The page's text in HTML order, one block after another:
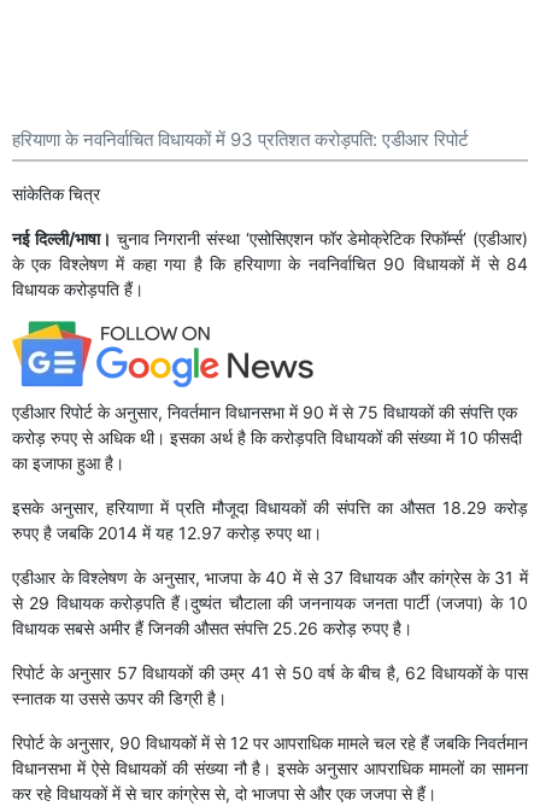
कर्नाटक में मंत्रिपरिषद का आज होगा विस्तार
ब्रजभूषण मामला: अदालत के फैसले के खिलाफ अपील करेंगी महिला पहलवान
बांकीपुर: प्रशांत किशोर ने 3400 से ज्यादा वोटों के अंतर से बढ़त बनाई
महिला पहलवानों के 'यौन उत्पीड़न' मामले में ब्रजभूषण शरण सिंह बरी हुए
बांकीपुर: रुझानों में प्रशांत किशोर सबसे आगे
इन बिगड़ैल बच्चों को सुधारें
कावेरी मुद्दे पर कर्नाटक और किसानों के हितों से समझौते का सवाल ही नहीं उठता
है: डीके शिवकुमार
प्रधानमंत्री
कावेरी मुद्दा: सर्वदलीय बैठक की अध्यक्षता करेंगे डीके शिवकुमार
चेन्नई: जीएसटी अधिकारियों के साथ तनातनी के बाद व्यापारियों ने प्रतिष्ठान बंद
रखे
पहले जब हवाईअड्डे बनते थे तो उनके नाम एक ही परिवार के नाम पर चढ़ जाते
थे: प्रधानमंत्री
उद्घाटन किया
जंतर-मंतर पर अपनी माता के लिए गलत शब्दों के इस्तेमाल से व्यथित हुए
लक्ज़री फ़ैशन का खजाना लेकर आ रही हाई लाइफ़
'वंदे मातरम्' का विरोध क्यों?
अंकित शर्मा हत्याकांड में ताहिर हुसैन और 4 अन्य को मिली उम्रकैद
तस्लीमा नसरीन 19 साल बाद कोलकाता लौटीं
कावेरी विवाद: कन्नड़ समर्थक संगठनों ने 13 अगस्त को राज्य बंद की घोषणा की
युवा आपकी सच्चाई जान चुके हैं, अमित शाह से इस्तीफ़ा दिलवाइए: खरगे
भारत के भविष्य के साथ कैसा व्यवहार करते हैं, मोदी-शाह इस बात का ध्यान रखें:
राहुल गांधी
भिवंडी में चार मंज़िला इमारत गिरने से 6 लोगों की मौत
हरियाणा के नवनिर्वाचित विधायकों में 93 प्रतिशत करोड़पति: एडीआर रिपोर्ट
सांकेतिक चित्र
नई दिल्ली/भाषा। चुनाव निगरानी संस्था ‘एसोसिएशन फॉर डेमोक्रेटिक रिफॉर्म्स’ (एडीआर)
के एक विश्लेषण में कहा गया है कि हरियाणा के नवनिर्वाचित 90 विधायकों में से 84
विधायक करोड़पति हैं।
एडीआर रिपोर्ट के अनुसार, निवर्तमान विधानसभा में 90 में से 75 विधायकों की संपत्ति एक
करोड़ रुपए से अधिक थी। इसका अर्थ है कि करोड़पति विधायकों की संख्या में 10 फीसदी
का इजाफा हुआ है।
इसके अनुसार, हरियाणा में प्रति मौजूदा विधायकों की संपत्ति का औसत 18.29 करोड़
रुपए है जबकि 2014 में यह 12.97 करोड़ रुपए था।
एडीआर के विश्लेषण के अनुसार, भाजपा के 40 में से 37 विधायक और कांग्रेस के 31 में
से 29 विधायक करोड़पति हैं।दुष्यंत चौटाला की जननायक जनता पार्टी (जजपा) के 10
विधायक सबसे अमीर हैं जिनकी औसत संपत्ति 25.26 करोड़ रुपए है।
रिपोर्ट के अनुसार 57 विधायकों की उम्र 41 से 50 वर्ष के बीच है, 62 विधायकों के पास
स्नातक या उससे ऊपर की डिग्री है।
रिपोर्ट के अनुसार, 90 विधायकों में से 12 पर आपराधिक मामले चल रहे हैं जबकि निवर्तमान
विधानसभा में ऐसे विधायकों की संख्या नौ है। इसके अनुसार आपराधिक मामलों का सामना
कर रहे विधायकों में से चार कांग्रेस से, दो भाजपा से और एक जजपा से हैं।